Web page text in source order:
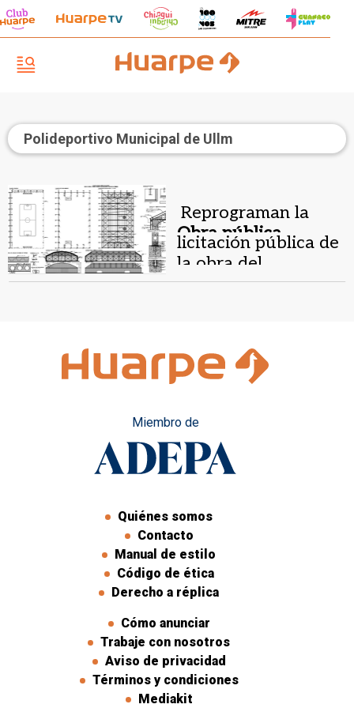
Polideportivo Municipal de Ullm
Obra pública
municipal .
Reprograman la
licitación pública de
la obra del
Polideportivo
Miembro de
Quiénes somos
Contacto
Manual de estilo
Código de ética
Derecho a réplica
Cómo anunciar
Trabaje con nosotros
Aviso de privacidad
Términos y condiciones
Mediakit